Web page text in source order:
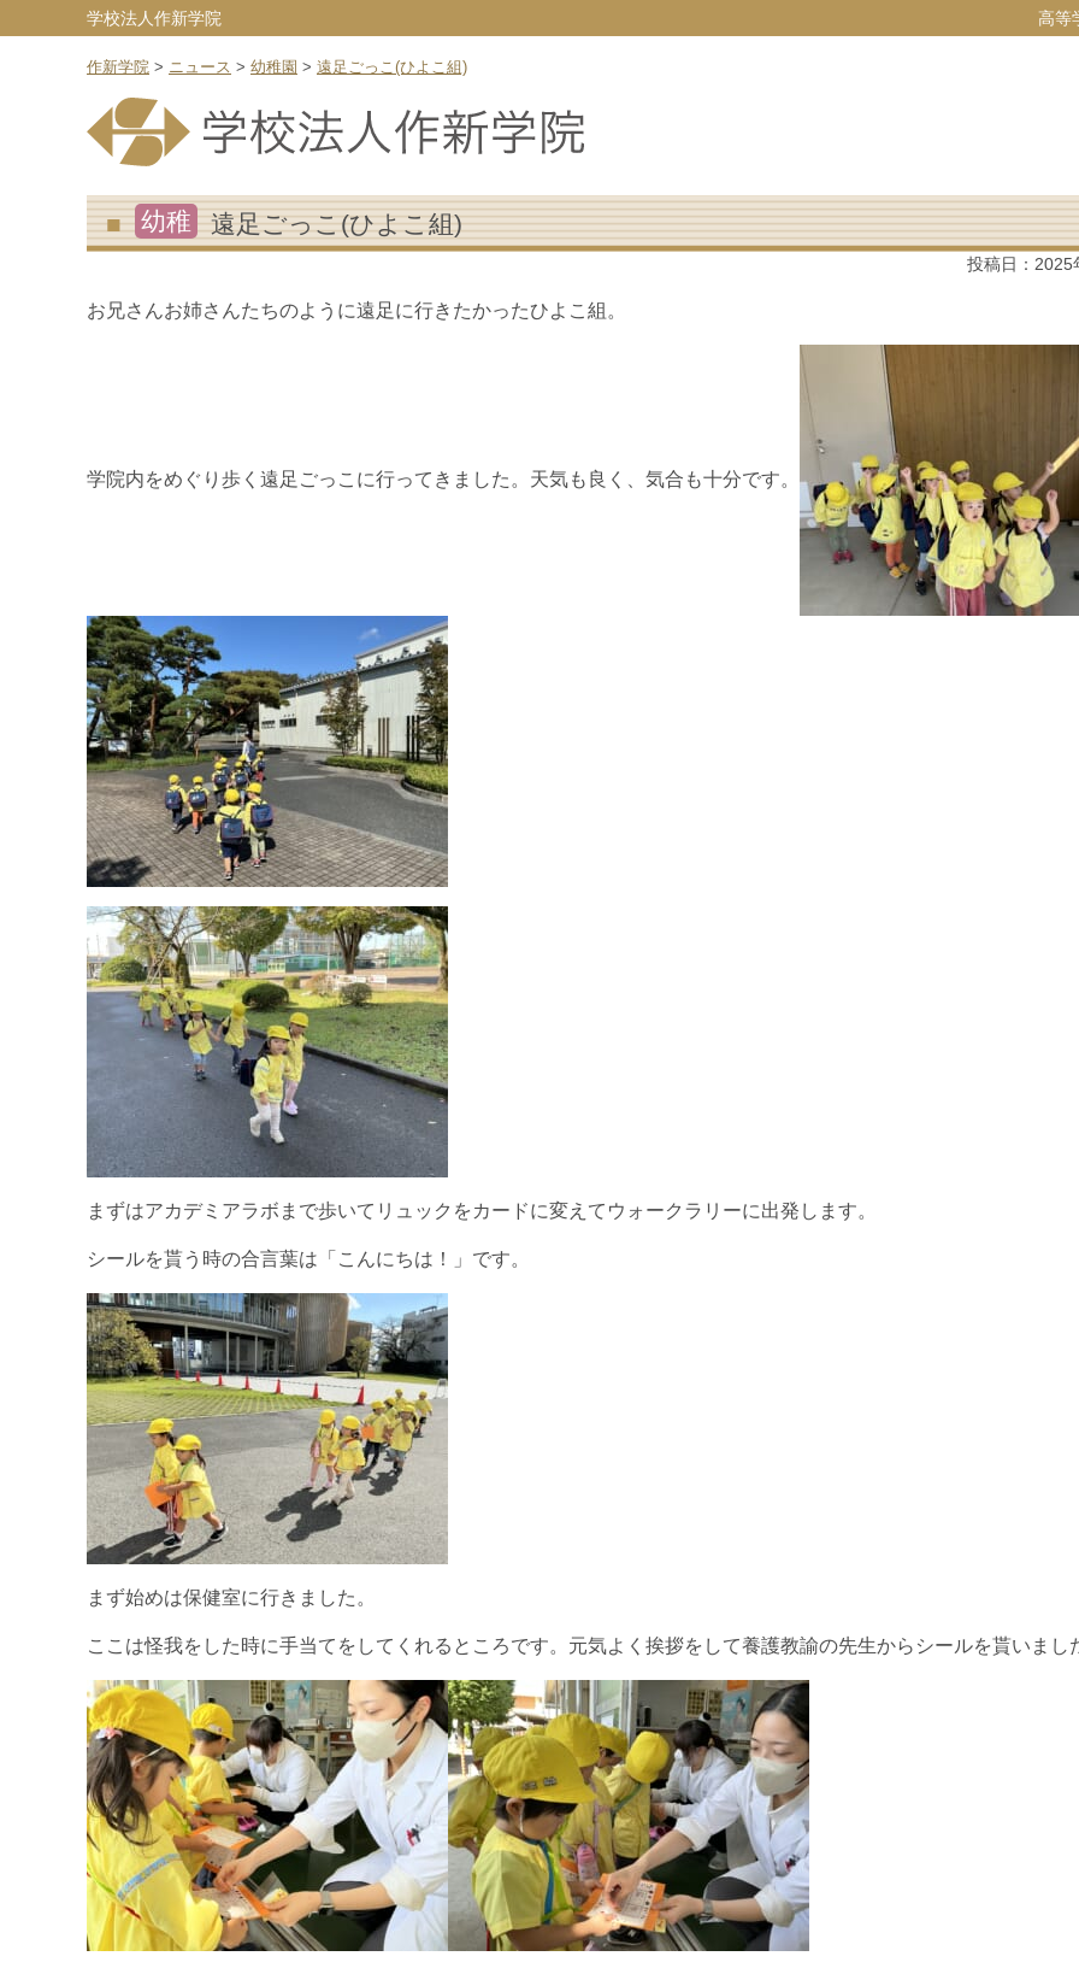
学校法人作新学院 高等
作新学院 > ニュース > 幼稚園 > 遠足ごっこ(ひよこ組)
幼稚 遠足ごっこ(ひよこ組)
投稿日： 2025
お兄さんお姉さんたちのように遠足に行きたかったひよこ組。
学院内をめぐり歩く遠足ごっこに行ってきました。天気も良く、気合も十分です。
まずはアカデミアラボまで歩いてリュックをカードに変えてウォークラリーに出発します。
シールを貰う時の合言葉は「こんにちは！」です。
まず始めは保健室に行きました。
ここは怪我をした時に手当てをしてくれるところです。元気よく挨拶をして養護教諭の先生からシールを貰いまし